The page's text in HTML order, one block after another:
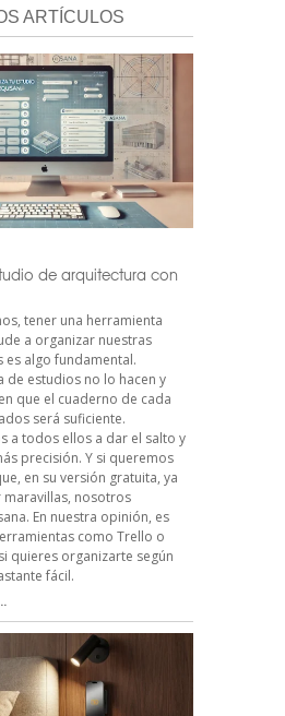
ARTÍCULOS
de arquitectura con
tener una herramienta
a organizar nuestras
es algo fundamental.
de estudios no lo hacen y
que el cuaderno de cada
será suficiente.
a todos ellos a dar el salto y
precisión. Y si queremos
en su versión gratuita, ya
nosotros
En nuestra opinión, es
como Trello o
quieres organizarte según
fácil.